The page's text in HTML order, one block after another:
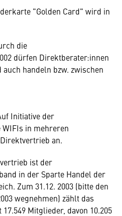
"Golden Card" wird in
die
dürfen Direktberater:innen
handeln bzw. zwischen
Initiative der
in mehreren
an.
ist der
in der Sparte Handel der
Zum 31.12. 2003 (bitte den
wegnehmen) zählt das
Mitglieder, davon 10.205